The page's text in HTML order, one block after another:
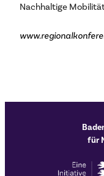
Nachhaltige
für